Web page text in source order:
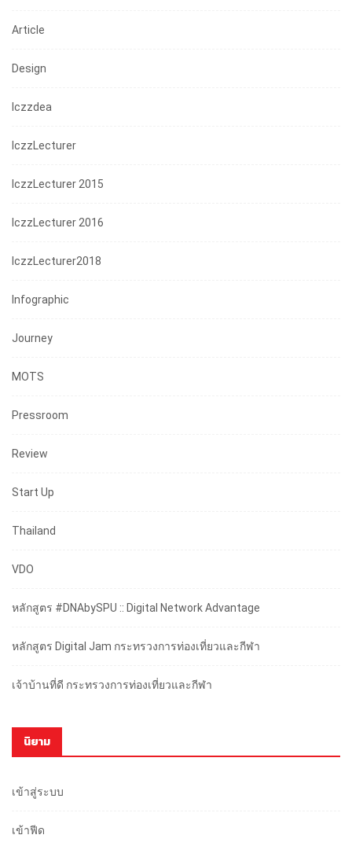
Article
Design
Iczzdea
IczzLecturer
IczzLecturer 2015
IczzLecturer 2016
IczzLecturer2018
Infographic
Journey
MOTS
Pressroom
Review
Start Up
Thailand
VDO
หลักสูตร #DNAbySPU :: Digital Network Advantage
หลักสูตร Digital Jam กระทรวงการท่องเที่ยวและกีฬา
เจ้าบ้านที่ดี กระทรวงการท่องเที่ยวและกีฬา
นิยาม
เข้าสู่ระบบ
เข้าฟีด